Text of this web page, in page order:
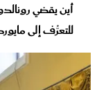
أين يقضي
للتعرُّف إلى